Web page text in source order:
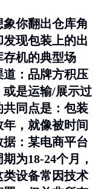
你翻出仓库角
现包装上的出
机的典型场
：品牌方积压
是运输/展示过
同点是：包装
，就像被时间
据：某电商平台
为18-24个月，
设备常因技术